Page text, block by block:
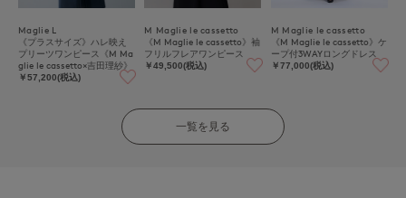
Maglie L
《プラスサイズ》ハレ映え
プリーツワンピース《M Ma
glie le cassetto×吉田理紗》
￥57,200(税込)
M Maglie le cassetto
《M Maglie le cassetto》袖
フリルフレアワンピース
￥49,500(税込)
M Maglie le cassetto
《M Maglie le cassetto》ケ
ープ付3WAYロングドレス
￥77,000(税込)
一覧を見る